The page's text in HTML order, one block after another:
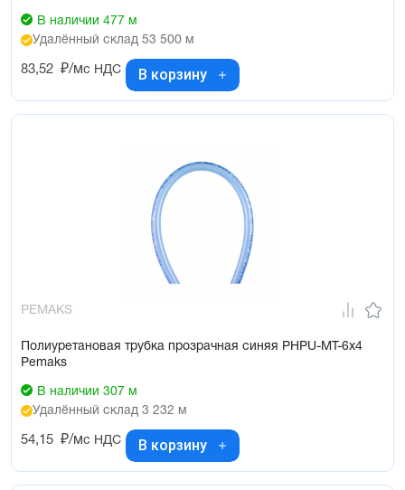
В наличии 477 м
Удалённый склад 53 500 м
83,52 ₽/мс НДС В корзину
PEMAKS
Полиуретановая трубка прозрачная синяя PHPU-MT-6x4
Pemaks
В наличии 307 м
Удалённый склад 3 232 м
54,15 ₽/мс НДС В корзину